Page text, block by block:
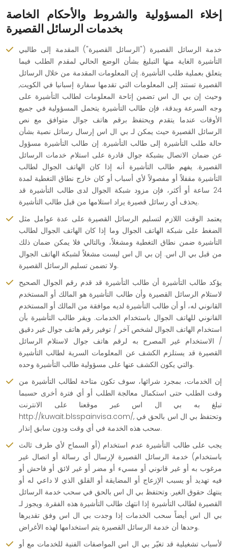
إخلاء المسؤولية والشروط والأحكام الخاصة
بخدمات الرسائل القصيرة
خدمة الرسائل القصيرة ("الرسائل القصيرة") المقدمة إلى طالبي
التأشيرة الغاية منها التبليغ بشأن الوضع الحالي لمقدم الطلب فيما
يتعلق بعملية طلب التأشيرة. إن المعلومات المقدمة من خلال الرسائل
القصيرة تستند إلى المعلومات التي تقدمها سفارة إسبانيا في الكويت,
وحيث إن بي ال اس تضمن إتاحة المعلومات لطالب التأشيرة على
وجه السرعة وبدقة، فإن طالب التأشيرة يتحمل المسؤولية في جميع
الأوقات عندما يتقدم ويحتفظ برقم هاتف جوال متوافق مع نص
الرسائل القصيرة حيث يمكن لـ بي ال اس إرسال رسائل نصية بشأن
حالة طلب التأشيرة إلى طالب التأشيرة. إن طالب التأشيرة مسؤول
عن ضمان الاتصال بشبكة جوال قادرة على استلام خدمات الرسائل
القصيرة. يفهم طالب التأشيرة أنه إذا كان الهاتف الجوال لطالب
التأشيرة مقفلاً أو مفصولاً لأي أسباب أو كان خارج نطاق التغطية لمدة
24 ساعة أو أكثر، فإن مزود شبكة الجوال لدى طالب التأشيرة قد
يحذف أي رسائل قصيرة يراد استلامها من قبل طالب التأشيرة.
يعتمد الوقت اللازم لتسليم الرسائل القصيرة على عدة عوامل مثل
الضغط على شبكة الهاتف الجوال وما إذا كان الهاتف الجوال لطالب
التأشيرة ضمن نطاق التغطية ومشغلاً، وبالتالي فلا يمكن ضمان ذلك
من قبل بي ال اس. إن بي ال اس ليست مشغلاً لشبكة الهاتف الجوال
ولا تضمن تسليم الرسائل القصيرة.
يؤكد طالب التأشيرة أن طالب التأشيرة قد قدم رقم الجوال الصحيح
لاستلام الرسائل القصيرة وأن طالب التأشيرة هو المالك أو المستخدم
القانوني له، أو أن طالب التأشيرة لديه موافقة من المالك أو المستخدم
القانوني للهاتف الجوال باستخدام الخدمات. ويقر طالب التأشيرة بأن
استخدام الهاتف الجوال لشخص آخر / توفير رقم هاتف جوال غير دقيق
/ الاستخدام غير المصرح به لرقم هاتف جوال لاستلام الرسائل
القصيرة قد يستلزم الكشف عن المعلومات السرية لطالب التأشيرة
والتي يكون الكشف عنها على مسؤولية طالب التأشيرة وحده.
إن الخدمات، بمجرد شرائها، سوف تكون متاحة لطالب التأشيرة من
وقت الطلب حتى استكمال معالجة الطلب أو أي فترة أخرى حسبما
تبلغ به بي ال اس عبر موقعنا على الانترنت
http://kuwait.blsspainvisa.com/, وتحتفظ بي ال اس بالحق في
سحب هذه الخدمة في أي وقت ودون سابق إنذار.
يجب على طالب التأشيرة عدم استخدام (أو السماح لأي طرف ثالث
باستخدام) خدمة الرسائل القصيرة لإرسال أي رسالة أو اتصال غير
مرغوب به أو غير قانوني أو مسيء أو مضر أو غير لائق أو فاحش أو
فيه تهديد أو يسبب الإزعاج أو المضايقة أو القلق الذي لا داعي له أو
ينتهك حقوق الغير. وتحتفظ بي ال اس بالحق في سحب خدمة الرسائل
القصيرة لطالب التأشيرة إذا انتهك طالب التأشيرة هذه الفقرة. ويجوز لـ
بي ال اس أيضاً سحب الخدمات إذا وجدت بي ال اس وفق تقديرها
وحدها أن خدمة الرسائل القصيرة يتم استخدامها لهذه الأغراض.
لأسباب تشغيلية قد تغيّر بي ال اس المواصفات الفنية للخدمات مع أو